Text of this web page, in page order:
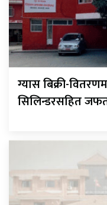
ग्यास बिक्री-
सिलिन्डरसहित